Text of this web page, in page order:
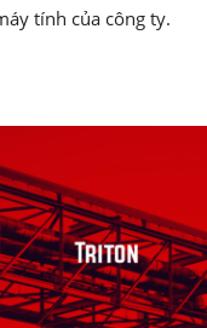
tính của công ty.